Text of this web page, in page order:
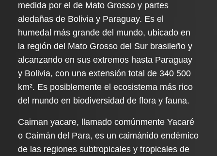
medida por el de Mato Grosso y partes
aledañas de Bolivia y Paraguay. Es el
humedal más grande del mundo, ubicado en
la región del Mato Grosso del Sur brasileño y
alcanzando en sus extremos hasta Paraguay
y Bolivia, con una extensión total de 340 500
km². Es posiblemente el ecosistema más rico
del mundo en biodiversidad de flora y fauna.
Caiman yacare, llamado comúnmente Yacaré
o Caimán del Para, es un caimánido endémico
de las regiones subtropicales y tropicales de